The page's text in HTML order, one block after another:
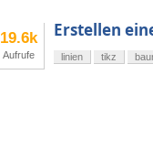
19.6k
Aufrufe
Erstellen
linien tikz